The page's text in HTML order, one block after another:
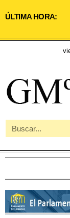
ÚLTIMA HORA: